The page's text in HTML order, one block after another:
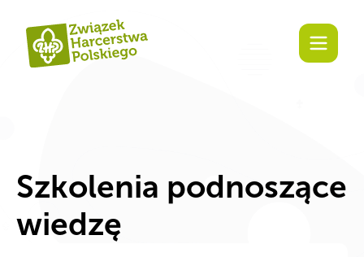
Szkolenia podnoszące
wiedzę